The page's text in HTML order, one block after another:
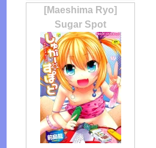
[Maeshima Ryo]
Sugar Spot